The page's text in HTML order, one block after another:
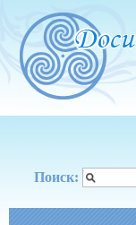
Поиск: